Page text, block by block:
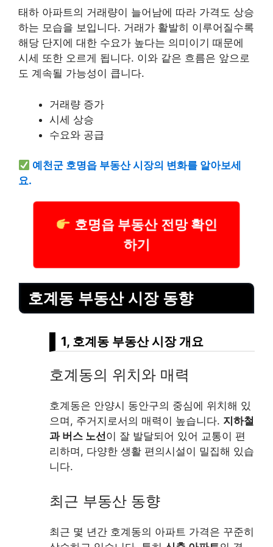
태하 아파트의 거래량이 늘어남에 따라 가격도 상승
하는 모습을 보입니다. 거래가 활발히 이루어질수록
해당 단지에 대한 수요가 높다는 의미이기 때문에
시세 또한 오르게 됩니다. 이와 같은 흐름은 앞으로
도 계속될 가능성이 큽니다.
거래량 증가
시세 상승
수요와 공급
예천군 호명읍 부동산 시장의 변화를 알아보세
요.
호명읍 부동산 전망 확인
하기
호계동 부동산 시장 동향
1, 호계동 부동산 시장 개요
호계동의 위치와 매력
호계동은 안양시 동안구의 중심에 위치해 있
으며, 주거지로서의 매력이 높습니다. 지하철
과 버스 노선이 잘 발달되어 있어 교통이 편
리하며, 다양한 생활 편의시설이 밀집해 있습
니다.
최근 부동산 동향
최근 몇 년간 호계동의 아파트 가격은 꾸준히